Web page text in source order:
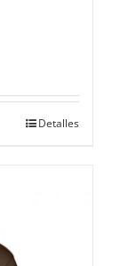
Detalles